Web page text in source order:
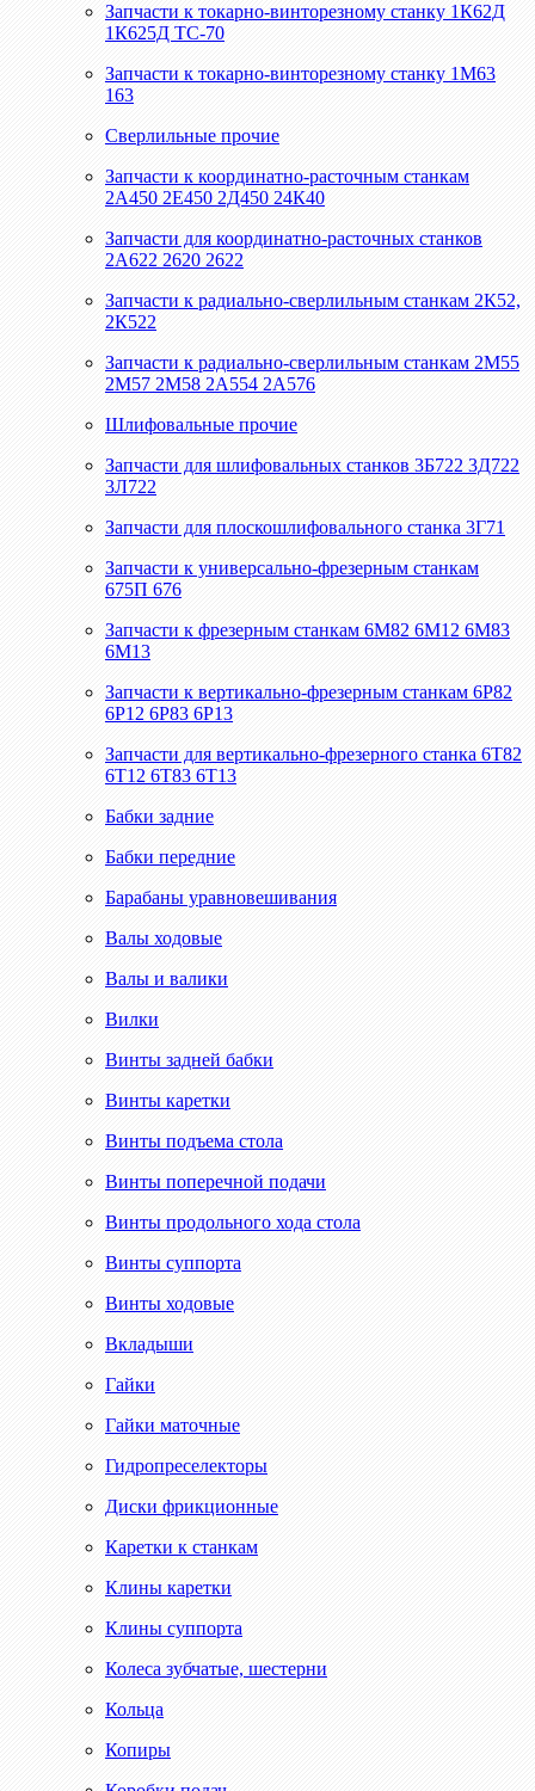
Запчасти к токарно-винторезному станку 1К62Д
1К625Д ТС-70
Запчасти к токарно-винторезному станку 1М63
163
Сверлильные прочие
Запчасти к координатно-расточным станкам
2А450 2Е450 2Д450 24К40
Запчасти для координатно-расточных станков
2А622 2620 2622
Запчасти к радиально-сверлильным станкам 2К52,
2К522
Запчасти к радиально-сверлильным станкам 2М55
2М57 2М58 2А554 2А576
Шлифовальные прочие
Запчасти для шлифовальных станков 3Б722 3Д722
3Л722
Запчасти для плоскошлифовального станка 3Г71
Запчасти к универсально-фрезерным станкам
675П 676
Запчасти к фрезерным станкам 6М82 6М12 6М83
6М13
Запчасти к вертикально-фрезерным станкам 6Р82
6Р12 6Р83 6Р13
Запчасти для вертикально-фрезерного станка 6Т82
6Т12 6Т83 6Т13
Бабки задние
Бабки передние
Барабаны уравновешивания
Валы ходовые
Валы и валики
Вилки
Винты задней бабки
Винты каретки
Винты подъема стола
Винты поперечной подачи
Винты продольного хода стола
Винты суппорта
Винты ходовые
Вкладыши
Гайки
Гайки маточные
Гидропреселекторы
Диски фрикционные
Каретки к станкам
Клины каретки
Клины суппорта
Колеса зубчатые, шестерни
Кольца
Копиры